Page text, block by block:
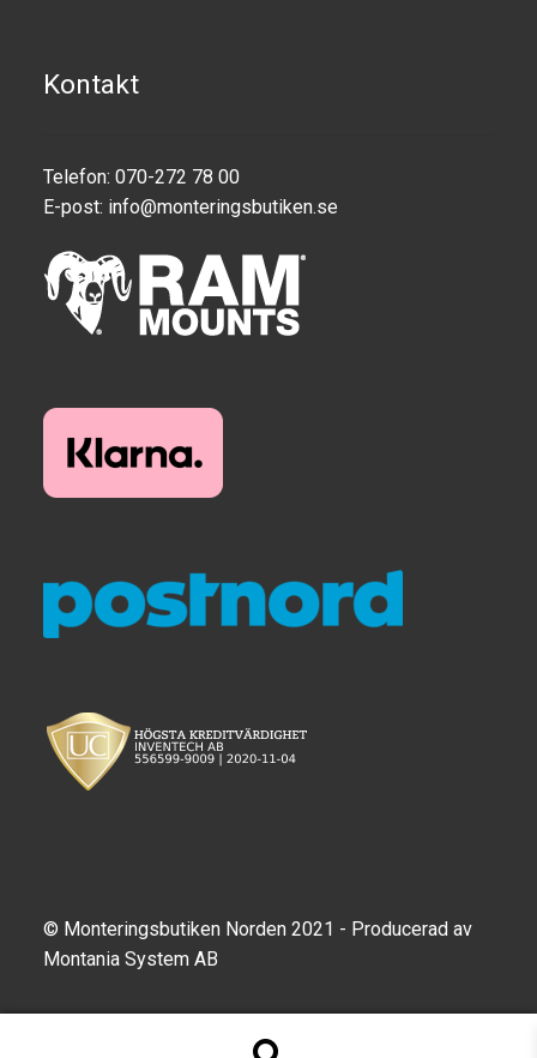
Kontakt
Telefon: 070-272 78 00
E-post: info@monteringsbutiken.se
© Monteringsbutiken Norden 2021 - Producerad av
Montania System AB